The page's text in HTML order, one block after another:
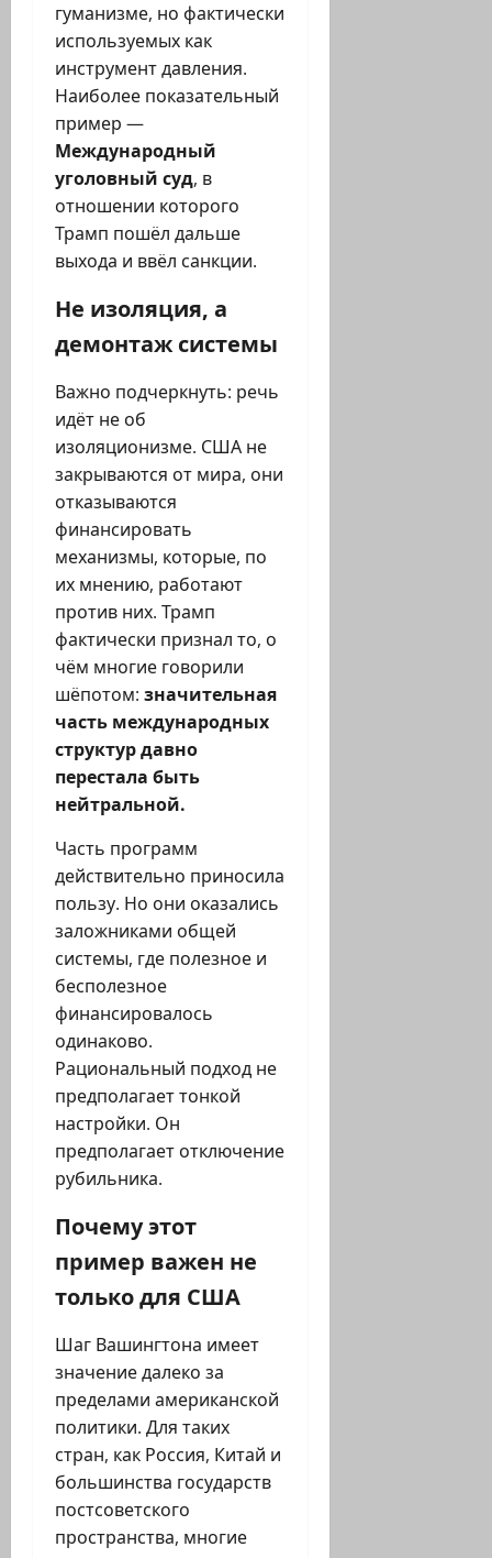
гуманизме, но фактически
используемых как
инструмент давления.
Наиболее показательный
пример —
Международный
уголовный суд, в
отношении которого
Трамп пошёл дальше
выхода и ввёл санкции.
Не изоляция, а
демонтаж системы
Важно подчеркнуть: речь
идёт не об
изоляционизме. США не
закрываются от мира, они
отказываются
финансировать
механизмы, которые, по
их мнению, работают
против них. Трамп
фактически признал то, о
чём многие говорили
шёпотом: значительная
часть международных
структур давно
перестала быть
нейтральной.
Часть программ
действительно приносила
пользу. Но они оказались
заложниками общей
системы, где полезное и
бесполезное
финансировалось
одинаково.
Рациональный подход не
предполагает тонкой
настройки. Он
предполагает отключение
рубильника.
Почему этот
пример важен не
только для США
Шаг Вашингтона имеет
значение далеко за
пределами американской
политики. Для таких
стран, как Россия, Китай и
большинства государств
постсоветского
пространства, многие